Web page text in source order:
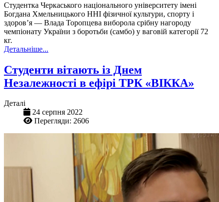
Студентка Черкаського національного університету імені
Богдана Хмельницького ННІ фізичної культури, спорту і
здоров’я — Влада Торопцева виборола срібну нагороду
чемпіонату України з боротьби (самбо) у ваговій категорії 72
кг.
Детальніше...
Студенти вітають із Днем
Незалежності в ефірі ТРК «ВІККА»
Деталі
24 серпня 2022
Перегляди: 2606